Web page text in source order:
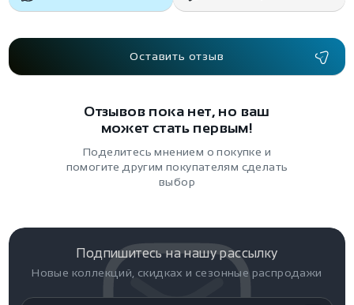
Оставить отзыв
Отзывов пока нет, но ваш
может стать первым!
Поделитесь мнением о покупке и
помогите другим покупателям сделать
выбор
Подпишитесь на нашу рассылку
Новые коллекций, скидках и сезонные распродажи